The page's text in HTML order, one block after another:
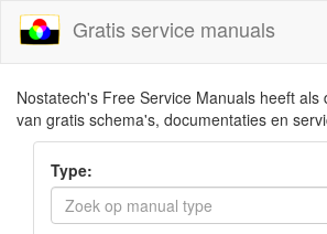
Gratis service manuals
Nostatech's Free Service Manuals heeft als
van gratis schema's, documentaties en
Type: